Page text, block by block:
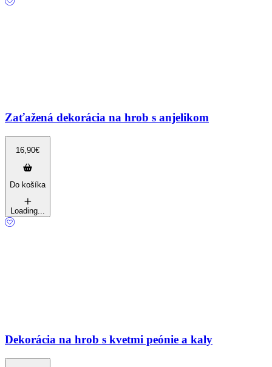
Zaťažená dekorácia na hrob s anjelikom
16,90€
Do košíka
Loading...
Dekorácia na hrob s kvetmi peónie a kaly